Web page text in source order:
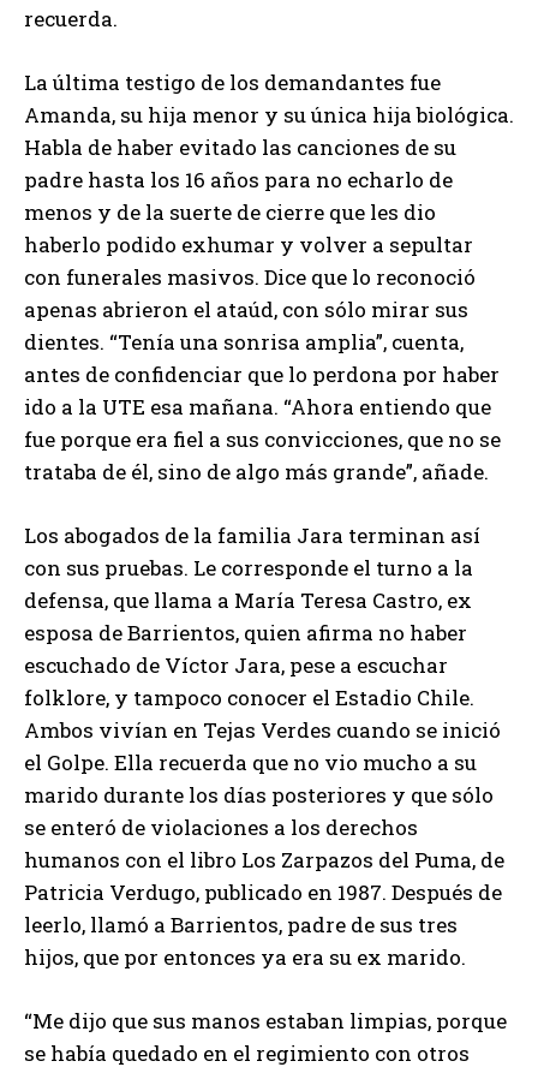
recuerda.
La última testigo de los demandantes fue
Amanda, su hija menor y su única hija biológica.
Habla de haber evitado las canciones de su
padre hasta los 16 años para no echarlo de
menos y de la suerte de cierre que les dio
haberlo podido exhumar y volver a sepultar
con funerales masivos. Dice que lo reconoció
apenas abrieron el ataúd, con sólo mirar sus
dientes. “Tenía una sonrisa amplia”, cuenta,
antes de confidenciar que lo perdona por haber
ido a la UTE esa mañana. “Ahora entiendo que
fue porque era fiel a sus convicciones, que no se
trataba de él, sino de algo más grande”, añade.
Los abogados de la familia Jara terminan así
con sus pruebas. Le corresponde el turno a la
defensa, que llama a María Teresa Castro, ex
esposa de Barrientos, quien afirma no haber
escuchado de Víctor Jara, pese a escuchar
folklore, y tampoco conocer el Estadio Chile.
Ambos vivían en Tejas Verdes cuando se inició
el Golpe. Ella recuerda que no vio mucho a su
marido durante los días posteriores y que sólo
se enteró de violaciones a los derechos
humanos con el libro Los Zarpazos del Puma, de
Patricia Verdugo, publicado en 1987. Después de
leerlo, llamó a Barrientos, padre de sus tres
hijos, que por entonces ya era su ex marido.
“Me dijo que sus manos estaban limpias, porque
se había quedado en el regimiento con otros